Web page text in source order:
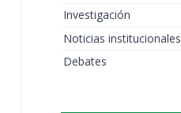
Investigación
Noticias institucionales
Debates